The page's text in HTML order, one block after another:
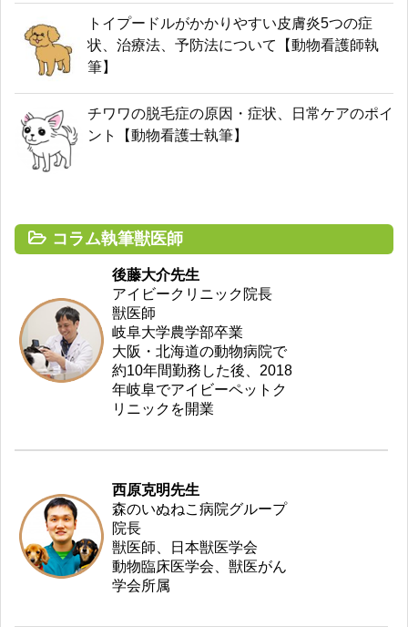
トイプードルがかかりやすい皮膚炎5つの症
状、治療法、予防法について【動物看護師執
筆】
チワワの脱毛症の原因・症状、日常ケアのポイ
ント【動物看護士執筆】
コラム執筆獣医師
後藤大介先生
アイビークリニック院長
獣医師
岐阜大学農学部卒業
大阪・北海道の動物病院で
約10年間勤務した後、2018
年岐阜でアイビーペットク
リニックを開業
西原克明先生
森のいぬねこ病院グループ
院長
獣医師、日本獣医学会
動物臨床医学会、獣医がん
学会所属